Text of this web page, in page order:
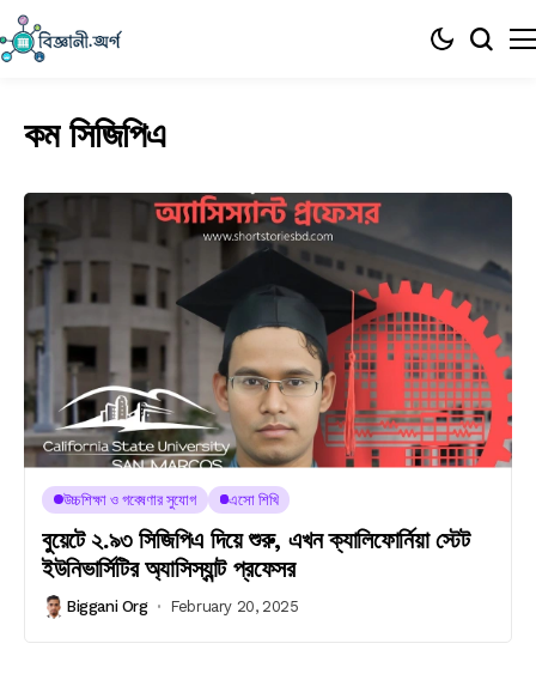
কম সিজিপিএ
উচ্চশিক্ষা ও গবেষণার সুযোগ এসো শিখি
বুয়েটে ২.৯৩ সিজিপিএ দিয়ে শুরু, এখন ক্যালিফোর্নিয়া স্টেট
ইউনিভার্সিটির অ্যাসিস্যান্ট প্রফেসর
Biggani Org February 20, 2025